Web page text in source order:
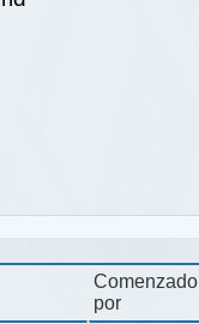
Comenzado
por